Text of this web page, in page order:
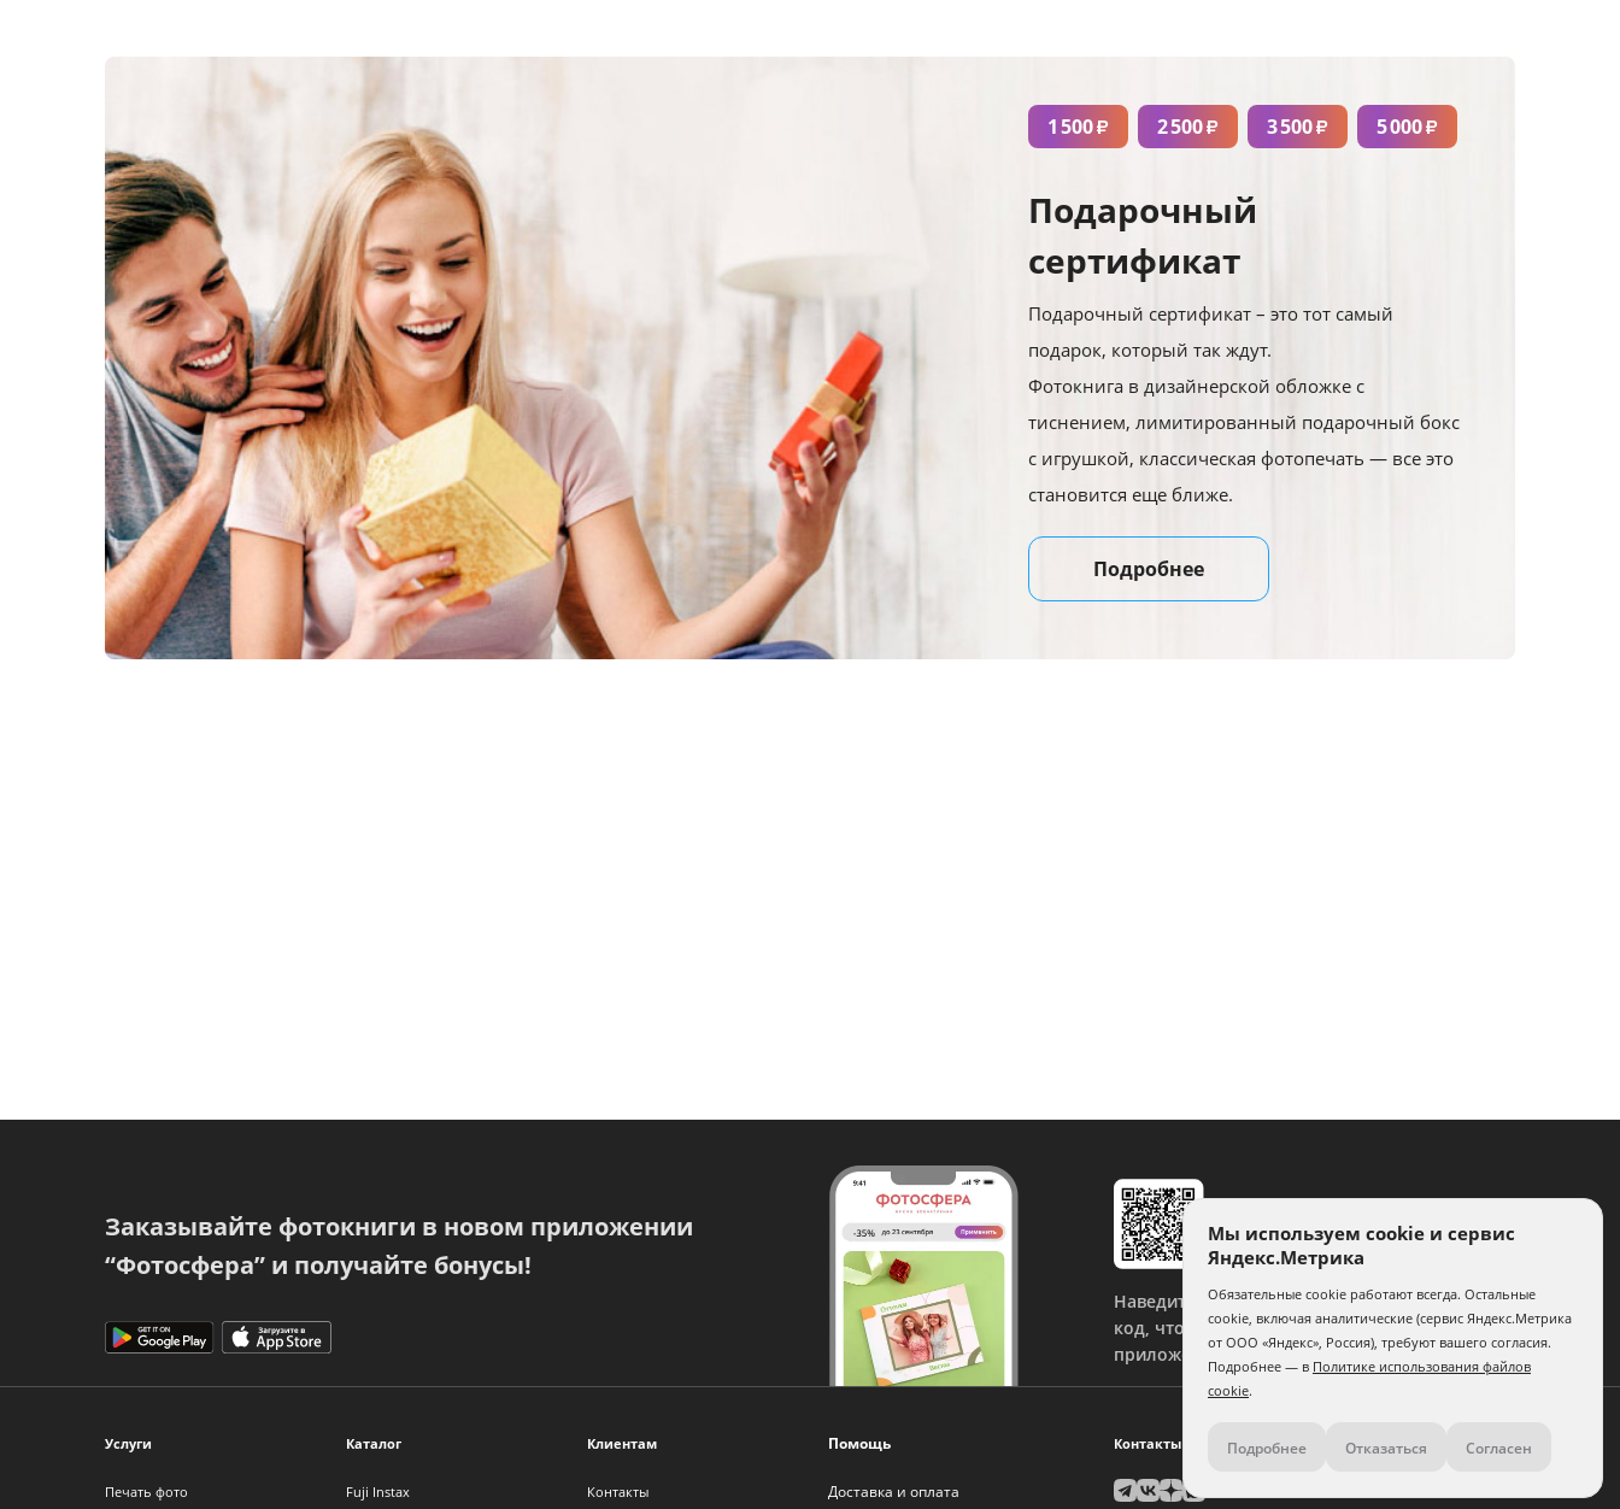
1 500₽ 2 500₽ 3 500₽ 5 000₽
Подарочный
сертификат
Подарочный сертификат – это тот самый
подарок, который так ждут.
Фотокнига в дизайнерской обложке с
тиснением, лимитированный подарочный бокс
с игрушкой, классическая фотопечать — все это
становится еще ближе.
Подробнее
Заказывайте фотокниги в новом приложении
“Фотосфера” и получайте бонусы!
Наведите камеру на QR-
код, чтобы скачать
приложение.
Услуги
Печать фото
Каталог
Fuji Instax
Клиентам
Контакты
Помощь
Доставка и оплата
Контакты
Мы используем cookie и сервис
Яндекс.Метрика
Обязательные cookie работают всегда. Остальные
cookie, включая аналитические (сервис Яндекс.Метрика
от ООО «Яндекс», Россия), требуют вашего согласия.
Подробнее — в Политике использования файлов
cookie.
Подробнее Отказаться Согласен